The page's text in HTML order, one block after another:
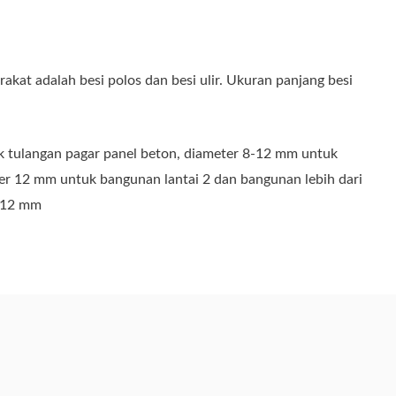
adalah besi polos dan besi ulir. Ukuran panjang besi
tulangan pagar panel beton, diameter 8-12 mm untuk
12 mm untuk bangunan lantai 2 dan bangunan lebih dari
mm